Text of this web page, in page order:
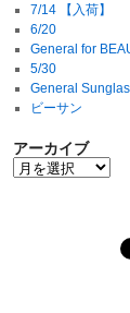
7/14 【入荷】
6/20
General for
5/30
General
ビーサン
アーカイブ